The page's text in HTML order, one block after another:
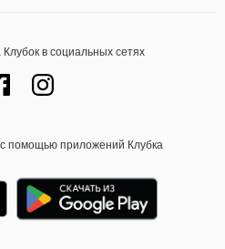
в социальных сетях
с помощью приложений Клубка